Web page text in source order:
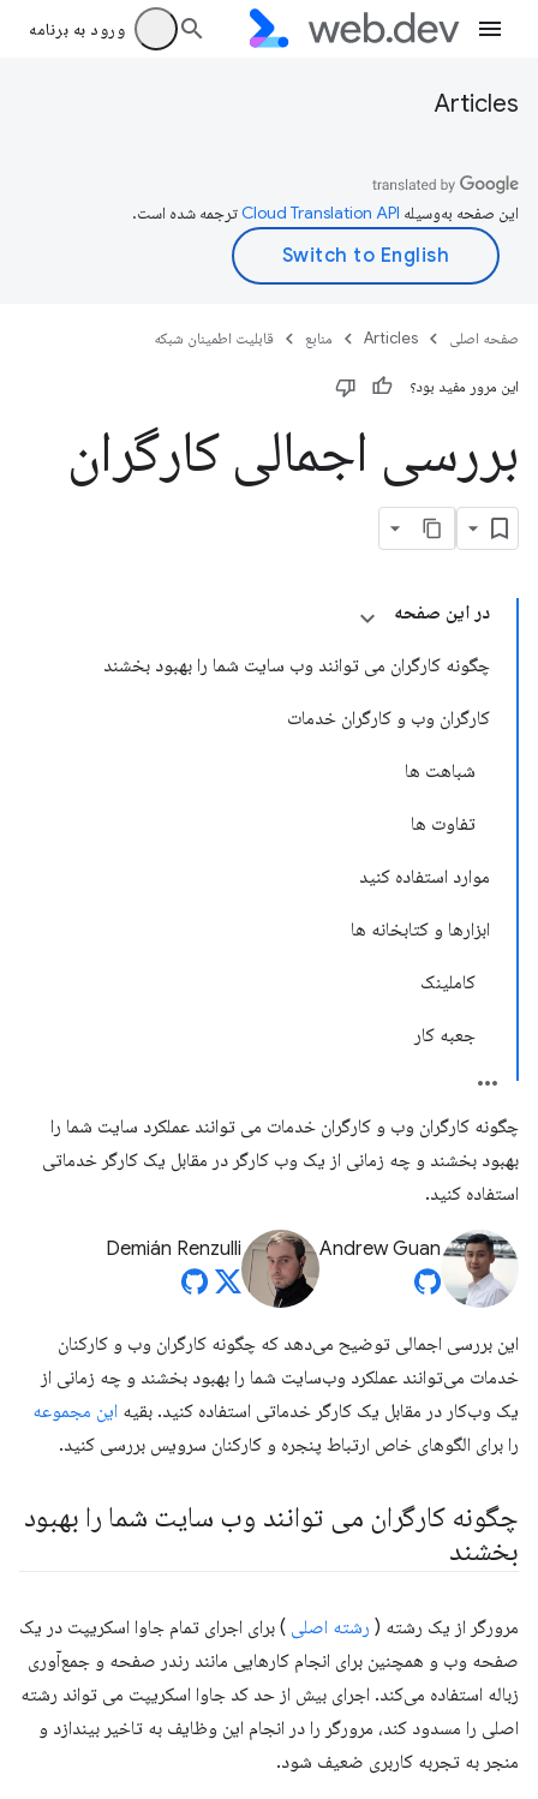
ورود به برنامه
Articles
این صفحه به‌وسیله ترجمه شده است.
صفحه اصلی Articles منابع قابلیت اطمینان شبکه
این مرور مفید بود؟
بررسی اجمالی کارگران
در این صفحه
چگونه کارگران می توانند وب سایت شما را بهبود بخشند
کارگران وب و کارگران خدمات
شباهت ها
تفاوت ها
موارد استفاده کنید
ابزارها و کتابخانه ها
کاملینک
جعبه کار
چگونه کارگران وب و کارگران خدمات می توانند عملکرد سایت شما را
بهبود بخشند و چه زمانی از یک وب کارگر در مقابل یک کارگر خدماتی
استفاده کنید.
Andrew Guan
Demián Renzulli
این بررسی اجمالی توضیح می‌دهد که چگونه کارگران وب و کارکنان
خدمات می‌توانند عملکرد وب‌سایت شما را بهبود بخشند و چه زمانی از
یک وب‌کار در مقابل یک کارگر خدماتی استفاده کنید. بقیه این مجموعه
را برای الگوهای خاص ارتباط پنجره و کارکنان سرویس بررسی کنید.
چگونه کارگران می توانند وب سایت شما را بهبود
بخشند
مرورگر از یک رشته ( رشته اصلی ) برای اجرای تمام جاوا اسکریپت در یک
صفحه وب و همچنین برای انجام کارهایی مانند رندر صفحه و جمع‌آوری
زباله استفاده می‌کند. اجرای بیش از حد کد جاوا اسکریپت می تواند رشته
اصلی را مسدود کند، مرورگر را در انجام این وظایف به تاخیر بیندازد و
منجر به تجربه کاربری ضعیف شود.